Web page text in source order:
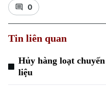
0
Tin liên quan
Hủy hàng loạt
liệu